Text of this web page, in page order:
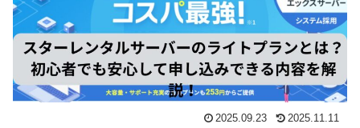
2025.09.23 2025.11.11